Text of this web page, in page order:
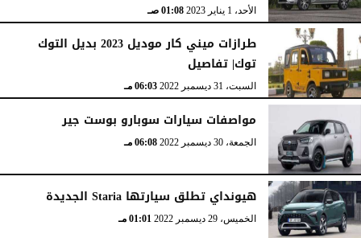
الأحد، 1 يناير 2023 01:08 صـ
طرازات ميني كار موديل 2023 بديل التوك
توك| تفاصيل
السبت، 31 ديسمبر 2022 06:03 مـ
مواصفات سيارات سوبارو بوست جير
الجمعة، 30 ديسمبر 2022 06:08 مـ
هيونداي تطلق سيارتها Staria الجديدة
الخميس، 29 ديسمبر 2022 01:01 مـ